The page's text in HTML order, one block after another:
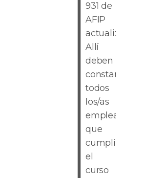
931 de
AFIP
actualizado.
Allí
deben
constar
todos
los/as
empleados/as
que
cumplimentaron
el
curso